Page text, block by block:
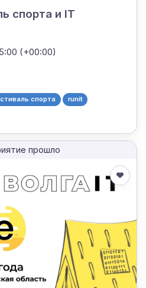
спорта и IT
(+00:00)
спорта
runit
прошло